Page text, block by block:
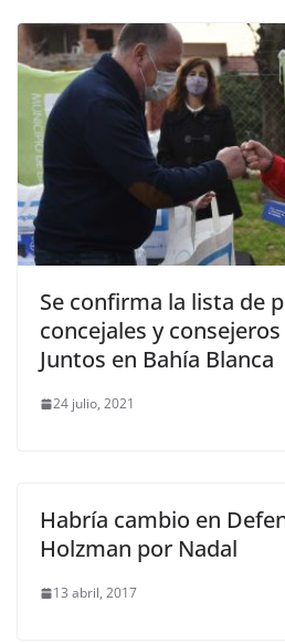
Se confirma la lista de
concejales y
Juntos en Bahía Blanca
24 julio, 2021
Habría cambio en
Holzman por Nadal
13 abril, 2017